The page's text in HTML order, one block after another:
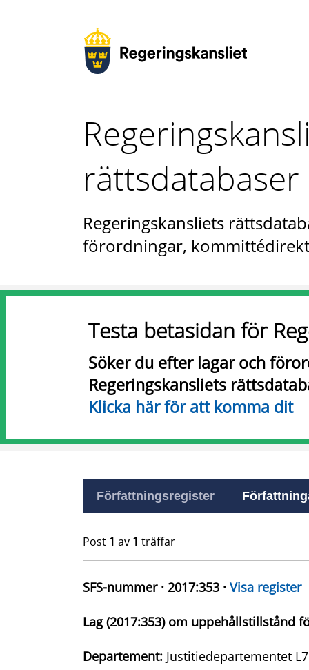
rättsdatabaser
Regeringskansliets
förordningar,
Testa betasidan för
Söker du efter lagar och
Regeringskansliets
Klicka här för att komma dit
Författningsregister
Post 1 av 1 träffar
SFS-nummer · 2017:353 · Visa register
Lag (2017:353) om uppehållstillstånd
Departement: Justitiedepartementet L7